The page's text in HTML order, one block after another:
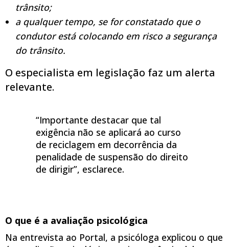
trânsito;
a qualquer tempo, se for constatado que o
condutor está colocando em risco a segurança
do trânsito.
O especialista em legislação faz um alerta
relevante.
“Importante destacar que tal
exigência não se aplicará ao curso
de reciclagem em decorrência da
penalidade de suspensão do direito
de dirigir”, esclarece.
O que é a avaliação psicológica
Na entrevista ao Portal, a psicóloga explicou o que